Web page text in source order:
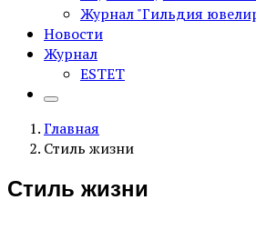
Журнал "Гильдия
Новости
Журнал
ESTET
Главная
Стиль жизни
Стиль жизни